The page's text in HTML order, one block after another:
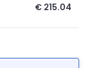
€ 215.04